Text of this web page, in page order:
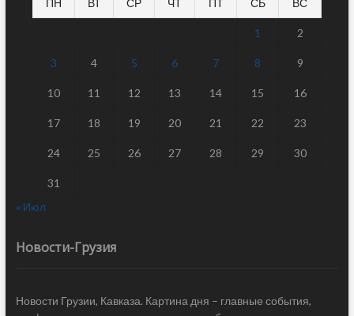
1 2
3 4 5 6 7 8 9
10 11 12 13 14 15 16
17 18 19 20 21 22 23
24 25 26 27 28 29 30
31
« Июл
Новости-Грузия
Новости Грузии, Кавказа. Картина дня – главные события,